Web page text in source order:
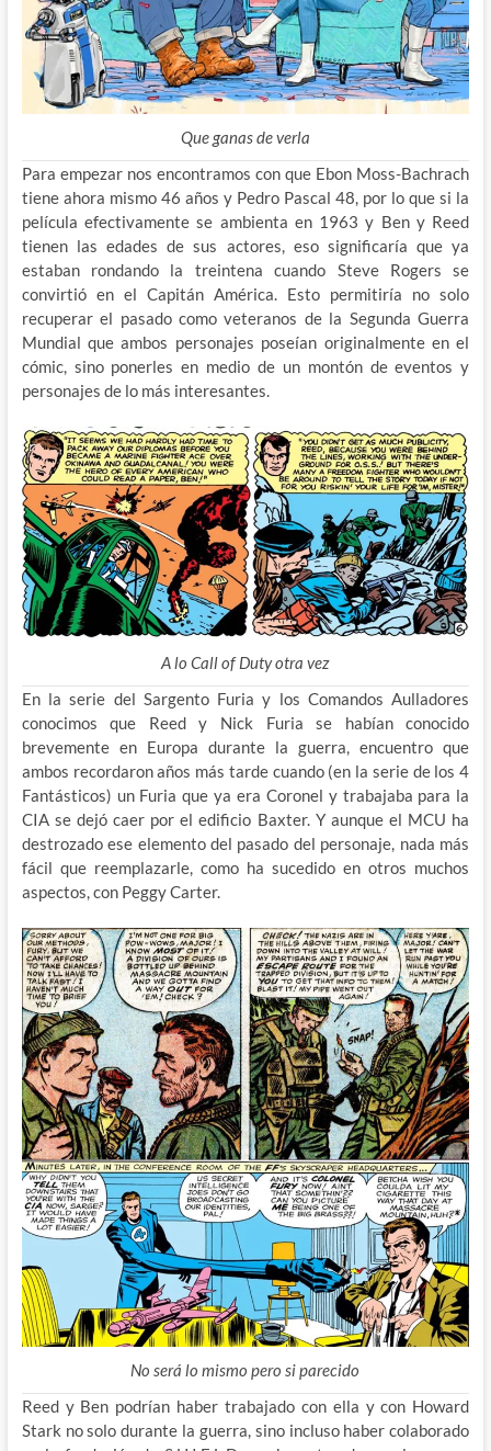
Que ganas de verla
Para empezar nos encontramos con que Ebon Moss-Bachrach
tiene ahora mismo 46 años y Pedro Pascal 48, por lo que si la
película efectivamente se ambienta en 1963 y Ben y Reed
tienen las edades de sus actores, eso significaría que ya
estaban rondando la treintena cuando Steve Rogers se
convirtió en el Capitán América. Esto permitiría no solo
recuperar el pasado como veteranos de la Segunda Guerra
Mundial que ambos personajes poseían originalmente en el
cómic, sino ponerles en medio de un montón de eventos y
personajes de lo más interesantes.
A lo Call of Duty otra vez
En la serie del Sargento Furia y los Comandos Aulladores
conocimos que Reed y Nick Furia se habían conocido
brevemente en Europa durante la guerra, encuentro que
ambos recordaron años más tarde cuando (en la serie de los 4
Fantásticos) un Furia que ya era Coronel y trabajaba para la
CIA se dejó caer por el edificio Baxter. Y aunque el MCU ha
destrozado ese elemento del pasado del personaje, nada más
fácil que reemplazarle, como ha sucedido en otros muchos
aspectos, con Peggy Carter.
No será lo mismo pero si parecido
Reed y Ben podrían haber trabajado con ella y con Howard
Stark no solo durante la guerra, sino incluso haber colaborado